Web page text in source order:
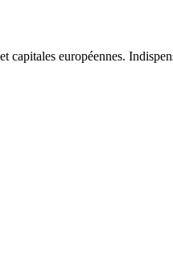
capitales européennes.